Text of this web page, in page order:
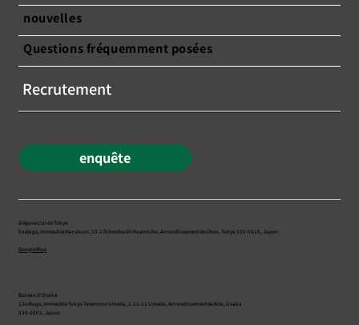
nouvelles
Questions fréquemment posées
Recrutement
enquête
Siège social de Tokyo
5e étage, Immeuble Marukuni, 10-2 Nihonbashi Koamicho, Arrondissement de Chuo, Tokyo 103-0016, Japon
Google Map
Bureau d’Osaka
12e étage, Immeuble Tokyo Tatemono Umeda, 1-12-12 Umeda, Arrondissement de Kita, Osaka
530-0001, Japon